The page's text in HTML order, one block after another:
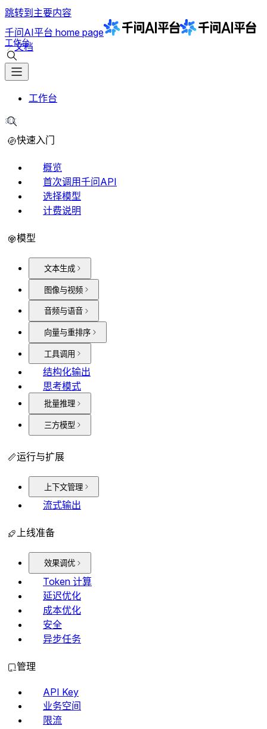
跳转到主要内容
千问AI平台 home page
文档
工作台
工作台
⌘K
快速入门
概览
首次调用千问API
选择模型
计费说明
模型
文本生成
图像与视频
音频与语音
向量与重排序
工具调用
结构化输出
思考模式
批量推理
三方模型
运行与扩展
上下文管理
流式输出
上线准备
效果调优
Token 计算
延迟优化
成本优化
安全
异步任务
管理
API Key
业务空间
限流